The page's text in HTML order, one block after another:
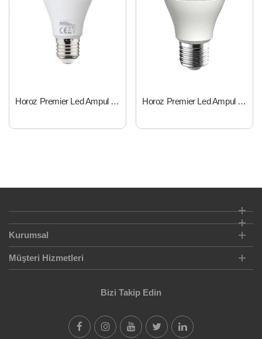
Horoz Premier Led Ampul 6 Watt Horoz Premier Led Ampul 8 Watt
Kurumsal
Müşteri Hizmetleri
Bizi Takip Edin